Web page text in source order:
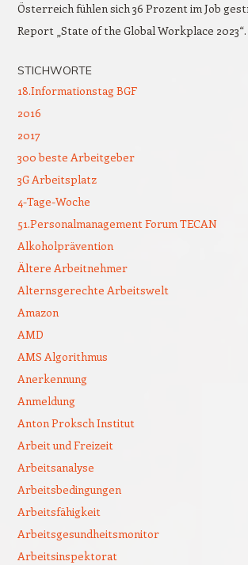
Österreich fühlen sich 36 Prozent im Job
Report „State of the Global Workplace
STICHWORTE
18.Informationstag BGF
2016
2017
300 beste Arbeitgeber
3G Arbeitsplatz
4-Tage-Woche
51.Personalmanagement Forum TECAN
Alkoholprävention
Ältere Arbeitnehmer
Alternsgerechte Arbeitswelt
Amazon
AMD
AMS Algorithmus
Anerkennung
Anmeldung
Anton Proksch Institut
Arbeit und Freizeit
Arbeitsanalyse
Arbeitsbedingungen
Arbeitsfähigkeit
Arbeitsgesundheitsmonitor
Arbeitsinspektorat